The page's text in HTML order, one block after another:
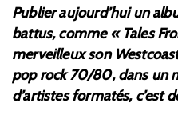
Publier aujourd’hui un
battus, comme « Tales
merveilleux son
pop rock 70/80, dans un
d’artistes formatés, c’est